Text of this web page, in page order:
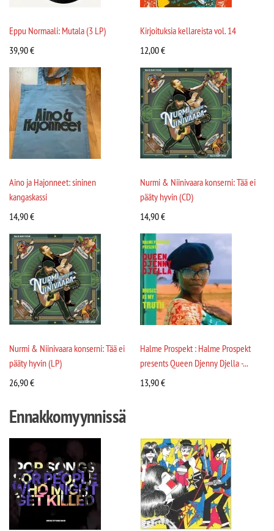
Eppu Normaali: Mutala (3 LP)
39,90€
Kirjoituksia kellareista vol. 14
12,00€
Aino ja Hajonneet: sininen
kangaskassi
14,90€
Nurmi & Niinivaara konserni: Tää ei
pääty hyvin (CD)
14,90€
Nurmi & Niinivaara konserni: Tää ei
pääty hyvin (LP)
26,90€
Halme Prospekt : Halme Prospekt
presents Queen Djenny Djella -...
13,90€
Ennakkomyynnissä